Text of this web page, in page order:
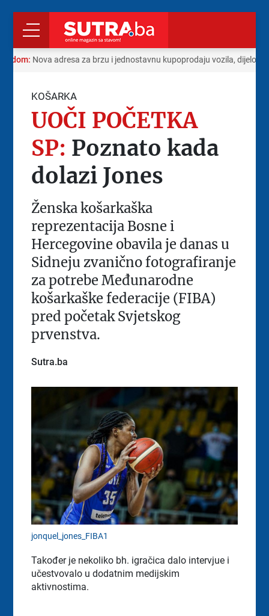
radom:Nova adresa za brzu i jednostavnu kupoprodaju vozila, dijelova
KOŠARKA
UOČI POČETKA
SP: Poznato kada
dolazi Jones
Ženska košarkaška
reprezentacija Bosne i
Hercegovine obavila je danas u
Sidneju zvanično fotografiranje
za potrebe Međunarodne
košarkaške federacije (FIBA)
pred početak Svjetskog
prvenstva.
Sutra.ba
jonquel_jones_FIBA1
Također je nekoliko bh. igračica dalo intervjue i
učestvovalo u dodatnim medijskim
aktivnostima.